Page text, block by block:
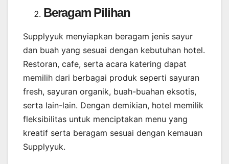
Beragam Pilihan
Supplyyuk menyiapkan beragam jenis sayur
dan buah yang sesuai dengan kebutuhan hotel.
Restoran, cafe, serta acara katering dapat
memilih dari berbagai produk seperti sayuran
fresh, sayuran organik, buah-buahan eksotis,
serta lain-lain. Dengan demikian, hotel memilik
fleksibilitas untuk menciptakan menu yang
kreatif serta beragam sesuai dengan kemauan
Supplyyuk.